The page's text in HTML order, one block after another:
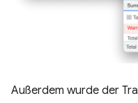
Außerdem wurde der